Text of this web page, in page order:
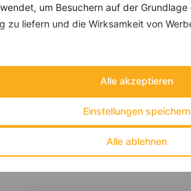
um Besuchern auf der
zu liefern und die Wirksamkeit von
Alle ablehnen
Einstellungen speichern
Alle akzeptieren
Schoko-
Eiweiß:12 g
Kohlehydrate: